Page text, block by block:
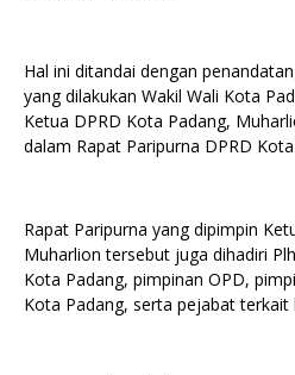
Hal ini ditandai dengan
yang dilakukan Wakil Wali Kota
Ketua DPRD Kota Padang,
dalam Rapat Paripurna DPRD
Rapat Paripurna yang dipimpin
Muharlion tersebut juga dihadiri
Kota Padang, pimpinan OPD,
Kota Padang, serta pejabat terkait